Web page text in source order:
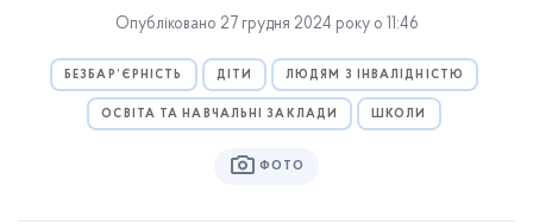
Опубліковано 27 грудня 2024 року о 11:46
БЕЗБАР’ЄРНІСТЬ ДІТИ ЛЮДЯМ З ІНВАЛІДНІСТЮ
ОСВІТА ТА НАВЧАЛЬНІ ЗАКЛАДИ ШКОЛИ
ФОТО